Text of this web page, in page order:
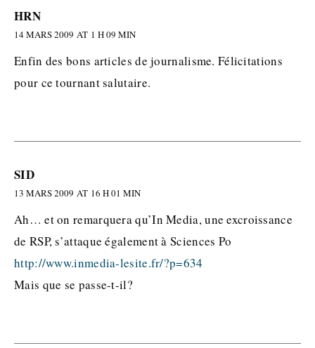
HRN
14 MARS 2009 AT 1 H 09 MIN
Enfin des bons articles de journalisme. Félicitations
pour ce tournant salutaire.
SID
13 MARS 2009 AT 16 H 01 MIN
Ah… et on remarquera qu’In Media, une excroissance
de RSP, s’attaque également à Sciences Po
http://www.inmedia-lesite.fr/?p=634
Mais que se passe-t-il?